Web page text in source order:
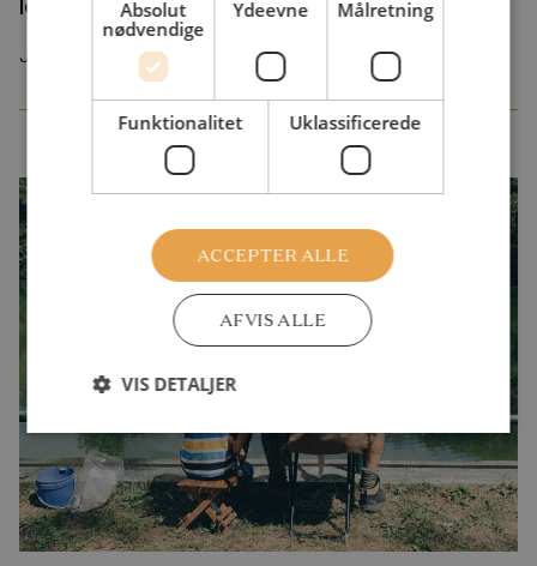
Juli 2026
Absolut
nødvendige
Ydeevne Målretning
Funktionalitet Uklassificerede
ACCEPTER ALLE
AFVIS ALLE
VIS DETALJER